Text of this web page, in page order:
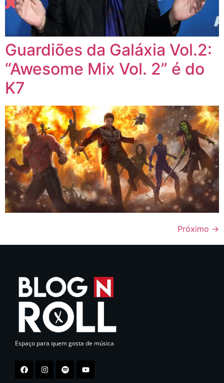
Guardiões da Galáxia Vol.2:
“Awesome Mix Vol. 2” é do
K7
Próximo →
Espaço para quem gosta de música